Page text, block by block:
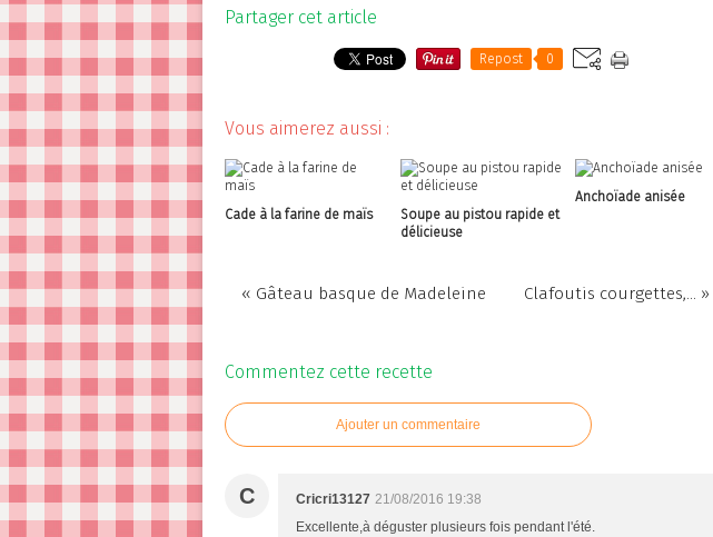
Partager cet article
Repost 0
Vous aimerez aussi :
Cade à la farine de maïs
Soupe au pistou rapide et
délicieuse
Anchoïade anisée
« Gâteau basque de Madeleine Clafoutis courgettes,... »
Commentez cette recette
Ajouter un commentaire
C Cricri13127 21/08/2016 19:38
Excellente,à déguster plusieurs fois pendant l'été.